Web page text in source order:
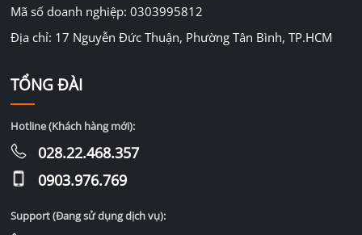
Mã số doanh nghiệp: 0303995812
Địa chỉ: 17 Nguyễn Đức Thuận, Phường Tân Bình, TP.HCM
TỔNG ĐÀI
Hotline (Khách hàng mới):
028.22.468.357
0903.976.769
Support (Đang sử dụng dịch vụ):